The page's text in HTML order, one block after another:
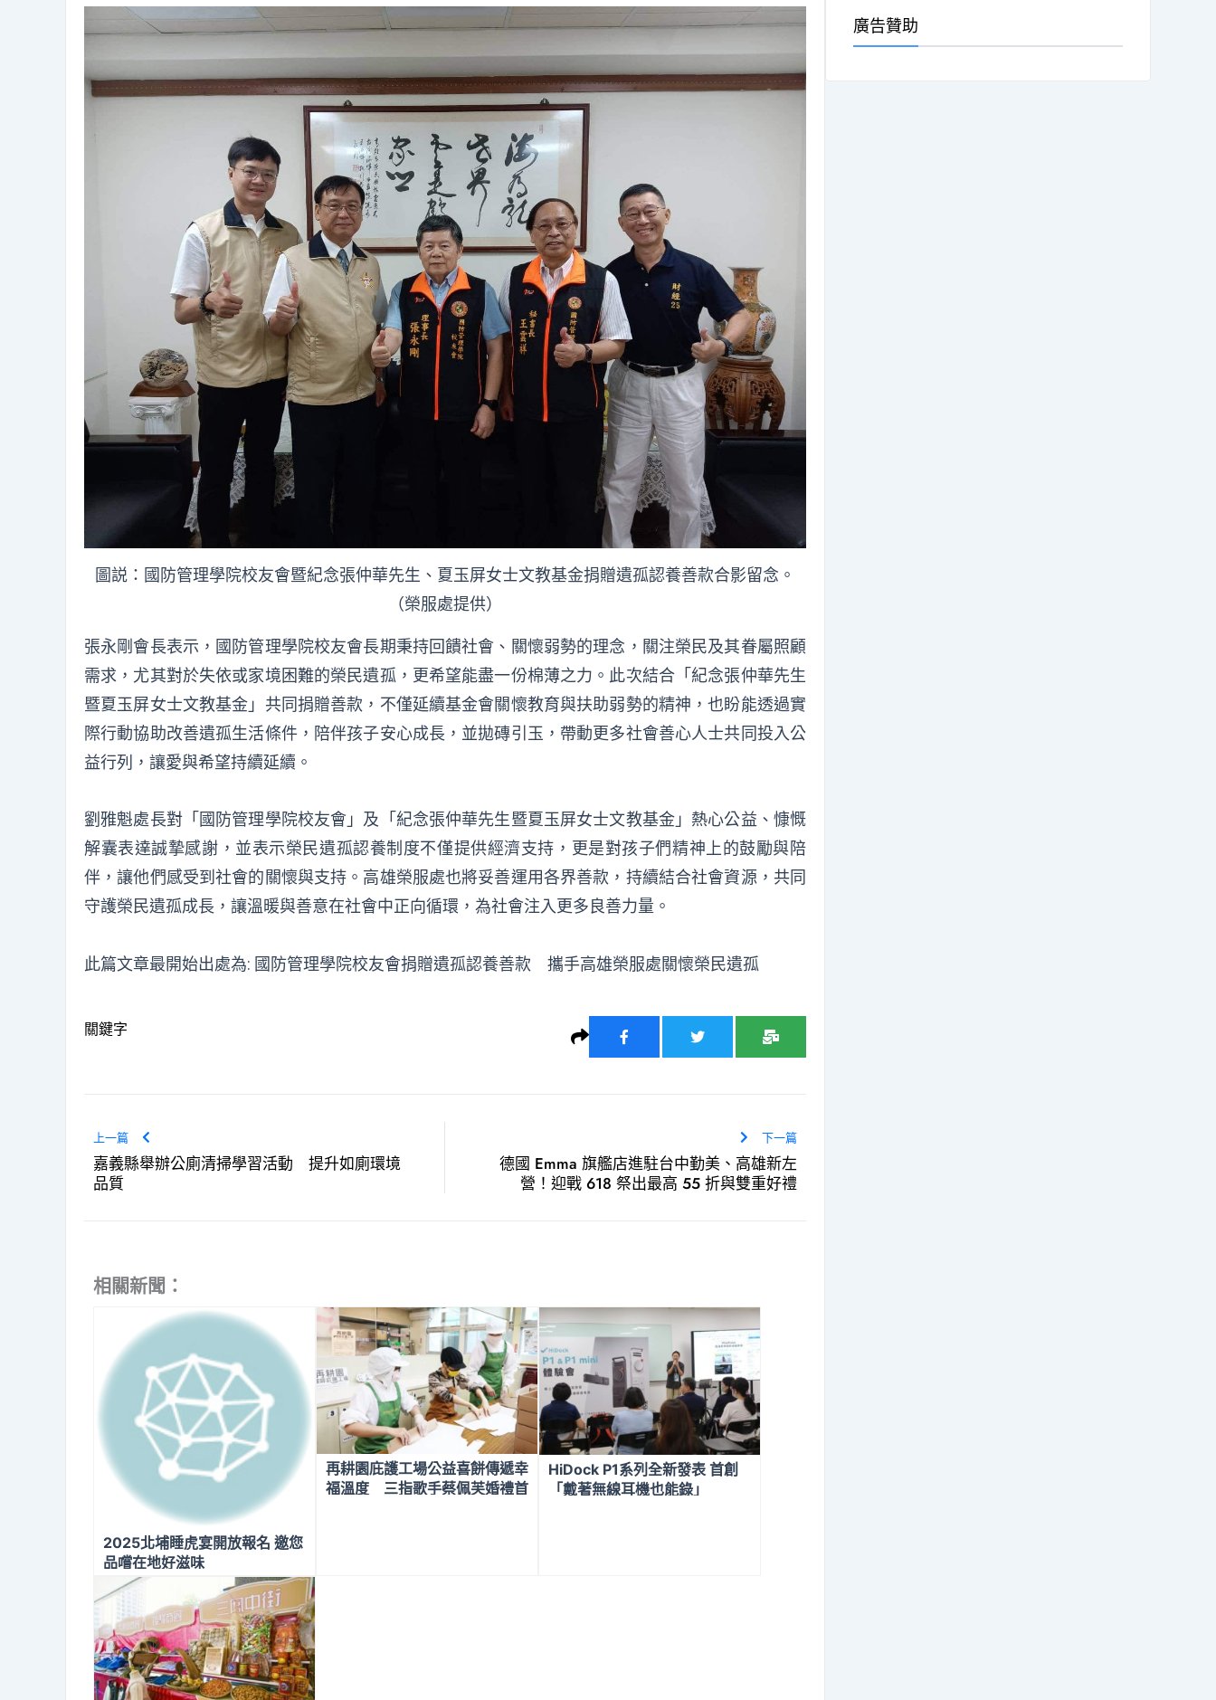
圖説：國防管理學院校友會暨紀念張仲華先生、夏玉屏女士文教基金捐贈遺孤認養善款合影留念。
（榮服處提供）
張永剛會長表示，國防管理學院校友會長期秉持回饋社會、關懷弱勢的理念，關注榮民及其眷屬照顧
需求，尤其對於失依或家境困難的榮民遺孤，更希望能盡一份棉薄之力。此次結合「紀念張仲華先生
暨夏玉屏女士文教基金」共同捐贈善款，不僅延續基金會關懷教育與扶助弱勢的精神，也盼能透過實
際行動協助改善遺孤生活條件，陪伴孩子安心成長，並拋磚引玉，帶動更多社會善心人士共同投入公
益行列，讓愛與希望持續延續。
劉雅魁處長對「國防管理學院校友會」及「紀念張仲華先生暨夏玉屏女士文教基金」熱心公益、慷慨
解囊表達誠摯感謝，並表示榮民遺孤認養制度不僅提供經濟支持，更是對孩子們精神上的鼓勵與陪
伴，讓他們感受到社會的關懷與支持。高雄榮服處也將妥善運用各界善款，持續結合社會資源，共同
守護榮民遺孤成長，讓溫暖與善意在社會中正向循環，為社會注入更多良善力量。
此篇文章最開始出處為: 國防管理學院校友會捐贈遺孤認養善款 攜手高雄榮服處關懷榮民遺孤
關鍵字
上一篇
嘉義縣舉辦公廁清掃學習活動 提升如廁環境
品質
下一篇
德國 Emma 旗艦店進駐台中勤美、高雄新左
營！迎戰 618 祭出最高 55 折與雙重好禮
相關新聞：
2025北埔睡虎宴開放報名 邀您
品嚐在地好滋味
再耕園庇護工場公益喜餅傳遞幸
福溫度 三指歌手蔡佩芙婚禮首
HiDock P1系列全新發表 首創
「戴著無線耳機也能錄」
廣告贊助